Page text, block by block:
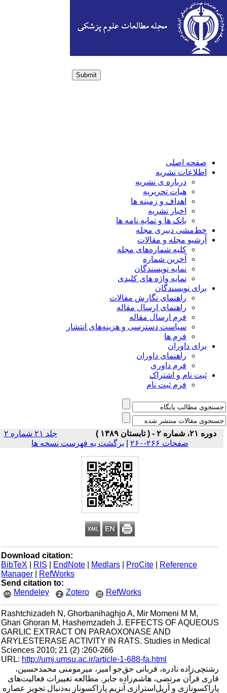
Submit
صفحه اصلی
اطلاعات نشریه
درباره ی نشریه
هیات تحریریه
اهداف و زمینه ها
اخبار نشریه
بانک ها و نمایه نامه ها
خط‌مشی دبیری مجله
آرشیو مجله و مقالات
کلیه شماره‌های مجله
آخرین شماره
نمایه نویسندگان
نمایه واژه های کلیدی
برای نویسندگان
راهنمای نگارش مقالات
راهنمای ارسال مقاله
فرم ارسال مقاله
سیاست دسترسی و هزینه‌های انتشار
فرم ها
برای داوران
راهنمای داوران
فرم داوری
ثبت نام و اشتراک
فرم ثبت نام
دوره ۲۱، شماره ۲ - ( تابستان ۱۳۸۹ )
جلد ۲۱ شماره ۲
صفحات ۲۶۶-۲۶۰
| برگشت به فهرست نسخه ها
Download citation:
BibTeX
| RIS |EndNote |Medlars |ProCite |Reference
Manager
|RefWorks
Send citation to:
Mendeley
Zotero RefWorks
Rashtchizadeh N, Ghorbanihaghjo A, Mir Momeni M M,
Ghari Ghoran M, Hashemzadeh J. EFFECTS OF AQUEOUS
GARLIC EXTRACT ON PARAOXONASE AND
ARYLESTERASE ACTIVITY IN RATS. Studies in Medical
Sciences 2010; 21 (2) :260-266
URL:http://umj.umsu.ac.ir/article-1-688-fa.html
رشتچی‌زاده نادره، قربانی حق‌جو امیر، میرمومنی محمدحسین،
قاری قرآن مرتضی، هاشم‌زاده جابر. مطالعه تغییرات فعالیت‌های
پاراکسونازی و آریل‌استرازی آنزیم پاراکسوناز به‌دنبال تجویز عصاره